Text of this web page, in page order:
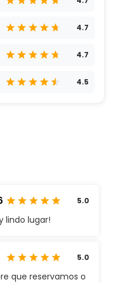
4.7
4.7
4.5
5.0
lindo lugar!
5.0
que reservamos o